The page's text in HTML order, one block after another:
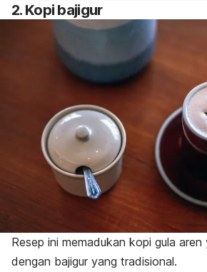
2. Kopi bajigur
Resep ini memadukan kopi gula
dengan bajigur yang tradisional.